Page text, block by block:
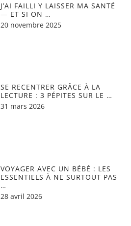
J’AI FAILLI Y LAISSER MA SANTÉ
— ET SI ON …
20 novembre 2025
SE RECENTRER GRÂCE À LA
LECTURE : 3 PÉPITES SUR LE …
31 mars 2026
VOYAGER AVEC UN BÉBÉ : LES
ESSENTIELS À NE SURTOUT PAS
…
28 avril 2026